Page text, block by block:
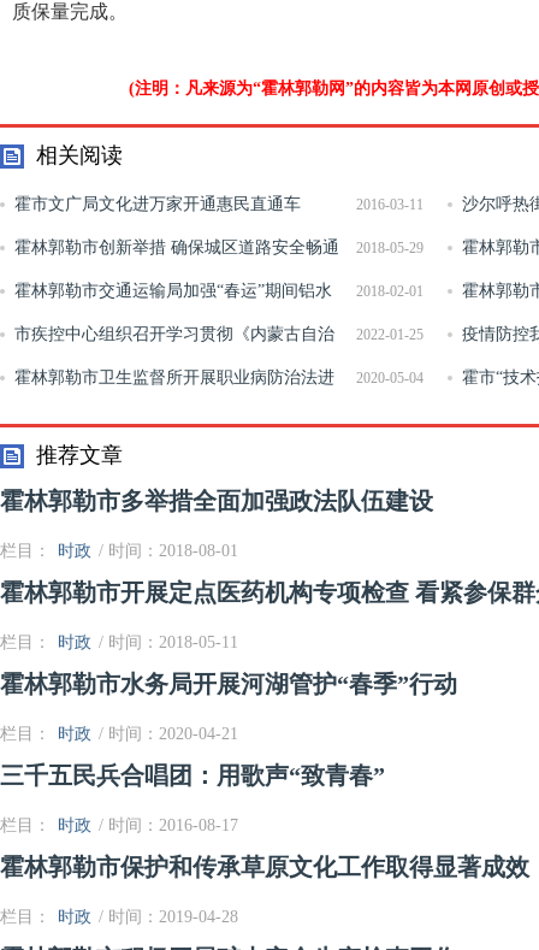
质保量完成。
(注明：凡来源为“霍林郭勒网”的内容皆为本网原创或
相关阅读
2016-03-11
霍市文广局文化进万家开通惠民直通车 沙尔呼热
神生活
2018-05-29
霍林郭勒市创新举措 确保城区道路安全畅通 霍林郭勒
2018-02-01
霍林郭勒市交通运输局加强“春运”期间铝水
运输安全
霍林郭勒
村行”主题
2022-01-25
市疾控中心组织召开学习贯彻《内蒙古自治
区新冠肺炎疫情防控工作实战手册》培训会
疫情防控
2020-05-04
霍林郭勒市卫生监督所开展职业病防治法进
企业宣传活动
霍市“技
推荐文章
霍林郭勒市多举措全面加强政法队伍建设
栏目： 时政 / 时间：2018-08-01
霍林郭勒市开展定点医药机构专项检查 看紧参保
栏目： 时政 / 时间：2018-05-11
霍林郭勒市水务局开展河湖管护“春季”行动
栏目： 时政 / 时间：2020-04-21
三千五民兵合唱团：用歌声“致青春”
栏目： 时政 / 时间：2016-08-17
霍林郭勒市保护和传承草原文化工作取得显著成效
栏目： 时政 / 时间：2019-04-28